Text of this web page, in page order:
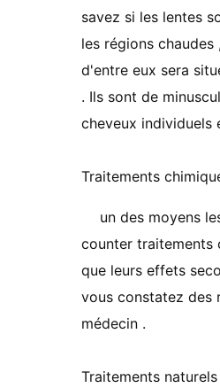
savez si les lentes
les régions
d'entre eux sera
. Ils sont de
cheveux individuels
Traitements
un des moyens
counter traitements
que leurs effets
vous constatez des
médecin .
Traitements naturels